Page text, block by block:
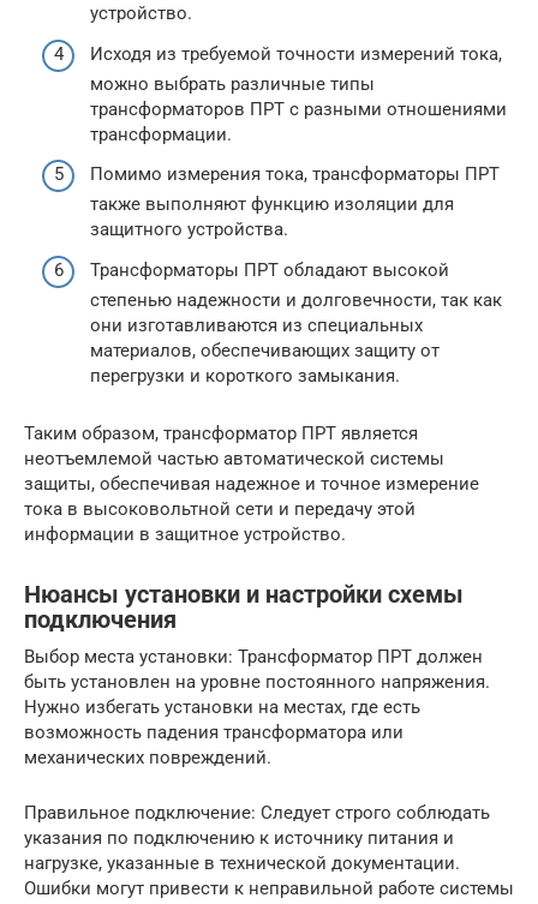
устройство.
Исходя из требуемой точности измерений тока,
можно выбрать различные типы
трансформаторов ПРТ с разными отношениями
трансформации.
Помимо измерения тока, трансформаторы ПРТ
также выполняют функцию изоляции для
защитного устройства.
Трансформаторы ПРТ обладают высокой
степенью надежности и долговечности, так как
они изготавливаются из специальных
материалов, обеспечивающих защиту от
перегрузки и короткого замыкания.
Таким образом, трансформатор ПРТ является
неотъемлемой частью автоматической системы
защиты, обеспечивая надежное и точное измерение
тока в высоковольтной сети и передачу этой
информации в защитное устройство.
Нюансы установки и настройки схемы
подключения
Выбор места установки: Трансформатор ПРТ должен
быть установлен на уровне постоянного напряжения.
Нужно избегать установки на местах, где есть
возможность падения трансформатора или
механических повреждений.
Правильное подключение: Следует строго соблюдать
указания по подключению к источнику питания и
нагрузке, указанные в технической документации.
Ошибки могут привести к неправильной работе системы